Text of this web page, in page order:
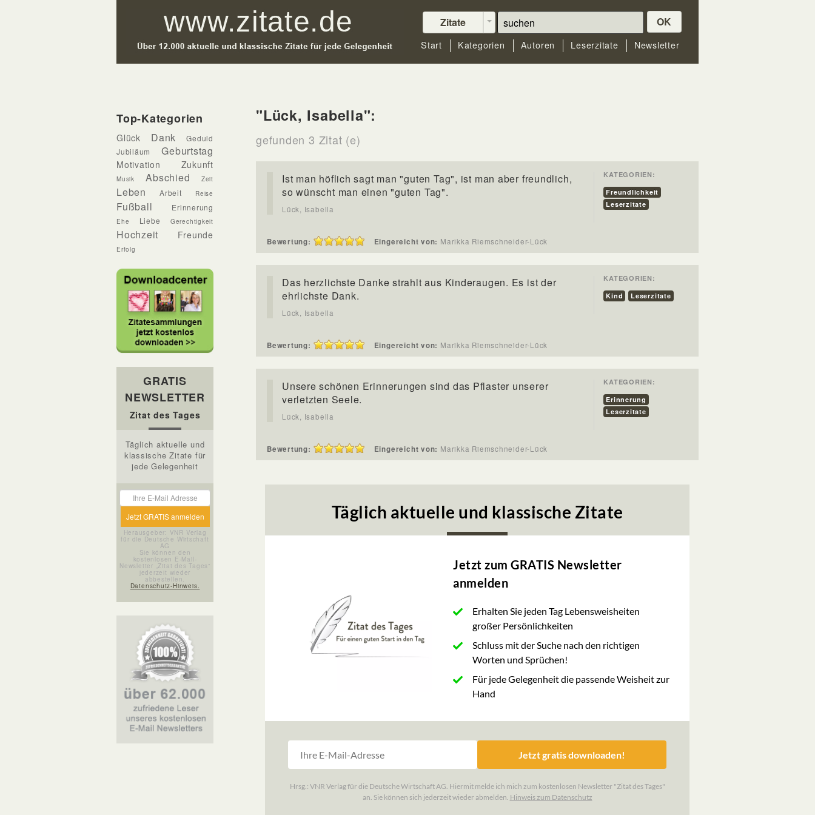
Zitate OK
Start Kategorien Autoren Leserzitate Newsletter
Top-Kategorien
Glück Dank
Geduld
Jubiläum
Geburtstag
Motivation Zukunft
Musik Abschied Zeit
Leben Arbeit Reise
Fußball Erinnerung
Ehe Liebe Gerechtigkeit
Hochzeit Freunde
Erfolg
GRATIS
NEWSLETTER
Zitat des Tages
Täglich aktuelle und
klassische Zitate für
jede Gelegenheit
Herausgeber: VNR Verlag
für die Deutsche Wirtschaft
AG
Sie können den
kostenlosen E-Mail-
Newsletter „Zitat des Tages“
jederzeit wieder
abbestellen.
Datenschutz-Hinweis.
"Lück, Isabella":
gefunden 3 Zitat (e)
Ist man höflich sagt man "guten Tag", ist man aber freundlich,
so wünscht man einen "guten Tag".
Lück, Isabella
KATEGORIEN:
Freundlichkeit
Leserzitate
Bewertung: Eingereicht von: Marikka Riemschneider-Lück
Das herzlichste Danke strahlt aus Kinderaugen. Es ist der
ehrlichste Dank.
Lück, Isabella
KATEGORIEN:
Kind
Leserzitate
Bewertung: Eingereicht von: Marikka Riemschneider-Lück
Unsere schönen Erinnerungen sind das Pflaster unserer
verletzten Seele.
Lück, Isabella
KATEGORIEN:
Erinnerung
Leserzitate
Bewertung: Eingereicht von: Marikka Riemschneider-Lück